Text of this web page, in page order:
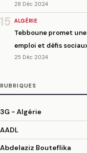
28 Déc 2024
15 ALGÉRIE
Tebboune promet
emploi et défis
25 Déc 2024
RUBRIQUES
3G - Algérie
AADL
Abdelaziz Bouteflika